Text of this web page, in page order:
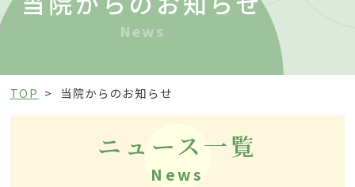
News
TOP 当院からのお知らせ
ニュース一覧
News